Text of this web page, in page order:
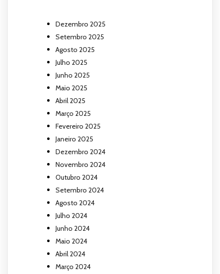
Dezembro 2025
Setembro 2025
Agosto 2025
Julho 2025
Junho 2025
Maio 2025
Abril 2025
Março 2025
Fevereiro 2025
Janeiro 2025
Dezembro 2024
Novembro 2024
Outubro 2024
Setembro 2024
Agosto 2024
Julho 2024
Junho 2024
Maio 2024
Abril 2024
Março 2024